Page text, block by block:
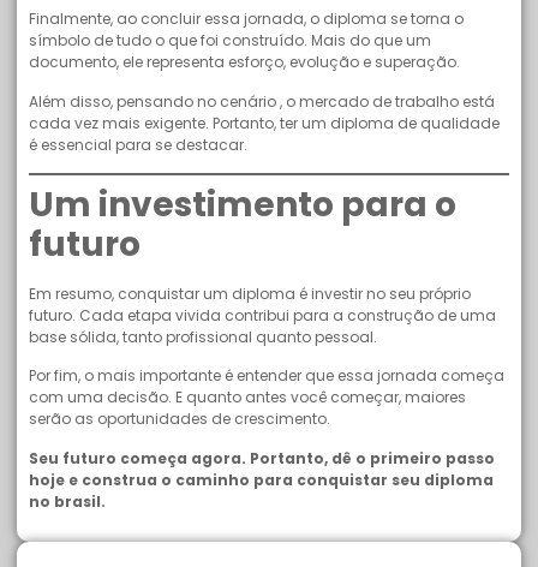
Finalmente, ao concluir essa jornada, o diploma se torna o
símbolo de tudo o que foi construído. Mais do que um
documento, ele representa esforço, evolução e superação.
Além disso, pensando no cenário , o mercado de trabalho está
cada vez mais exigente. Portanto, ter um diploma de qualidade
é essencial para se destacar.
Um investimento para o
futuro
Em resumo, conquistar um diploma é investir no seu próprio
futuro. Cada etapa vivida contribui para a construção de uma
base sólida, tanto profissional quanto pessoal.
Por fim, o mais importante é entender que essa jornada começa
com uma decisão. E quanto antes você começar, maiores
serão as oportunidades de crescimento.
Seu futuro começa agora. Portanto, dê o primeiro passo
hoje e construa o caminho para conquistar seu diploma
no brasil.